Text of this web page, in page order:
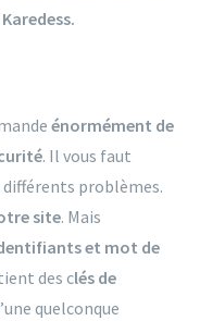
énormément de
. Il vous faut
problèmes.
site. Mais
et mot de
des clés de
quelconque